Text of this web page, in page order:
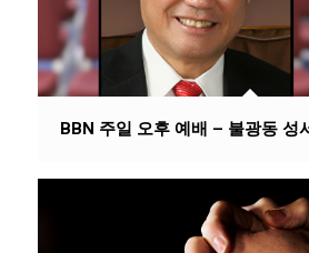
BBN 주일 오후 예배 – 불광동 성